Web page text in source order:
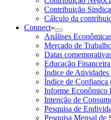
Contribuição
Cálculo da
Connect
Análises
Mercado de
Datas
Educação
Índice de Atividades
Índice de Confiança
Informe Econômico
Intenção de
Pesquisa de
Pesquisa Mensal de